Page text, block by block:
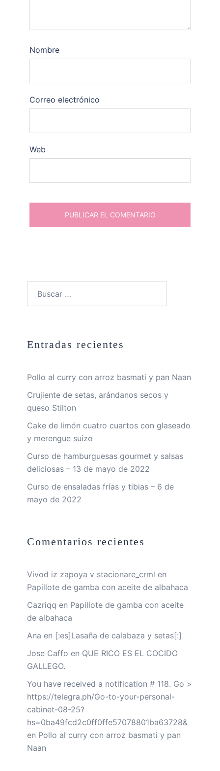
Nombre
Correo electrónico
Web
Entradas recientes
Pollo al curry con arroz basmati y pan Naan
Crujiente de setas, arándanos secos y
queso Stilton
Cake de limón cuatro cuartos con glaseado
y merengue suizo
Curso de hamburguesas gourmet y salsas
deliciosas – 13 de mayo de 2022
Curso de ensaladas frías y tibias – 6 de
mayo de 2022
Comentarios recientes
Vivod iz zapoya v stacionare_crml en
Papillote de gamba con aceite de albahaca
Cazriqq en Papillote de gamba con aceite
de albahaca
Ana en [:es]Lasaña de calabaza y setas[:]
Jose Caffo en QUE RICO ES EL COCIDO
GALLEGO.
You have received a notification # 118. Go >
https://telegra.ph/Go-to-your-personal-
cabinet-08-25?
hs=0ba49fcd2c0ff0ffe57078801ba63728&
en Pollo al curry con arroz basmati y pan
Naan